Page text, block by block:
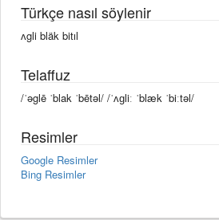
Türkçe nasıl söylenir
ʌgli bläk bitıl
Telaffuz
/ˈəglē ˈblak ˈbētəl/ /ˈʌɡliː ˈblæk ˈbiːtəl/
Resimler
Google Resimler
Bing Resimler